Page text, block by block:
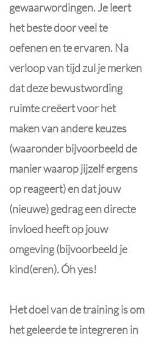
gewaarwordingen. Je leert
het beste door veel te
oefenen en te ervaren. Na
verloop van tijd zul je merken
dat deze bewustwording
ruimte creëert voor het
maken van andere keuzes
(waaronder bijvoorbeeld de
manier waarop jijzelf ergens
op reageert) en dat jouw
(nieuwe) gedrag een directe
invloed heeft op jouw
omgeving (bijvoorbeeld je
kind(eren). Óh yes!
Het doel van de training is om
het geleerde te integreren in